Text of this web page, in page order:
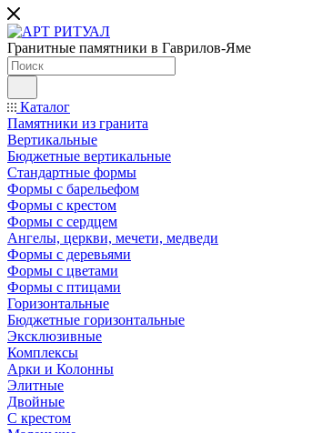
Гранитные памятники в Гаврилов-Яме
Каталог
Памятники из гранита
Вертикальные
Бюджетные вертикальные
Стандартные формы
Формы с барельефом
Формы с крестом
Формы с сердцем
Ангелы, церкви, мечети, медведи
Формы с деревьями
Формы с цветами
Формы с птицами
Горизонтальные
Бюджетные горизонтальные
Эксклюзивные
Комплексы
Арки и Колонны
Элитные
Двойные
С крестом